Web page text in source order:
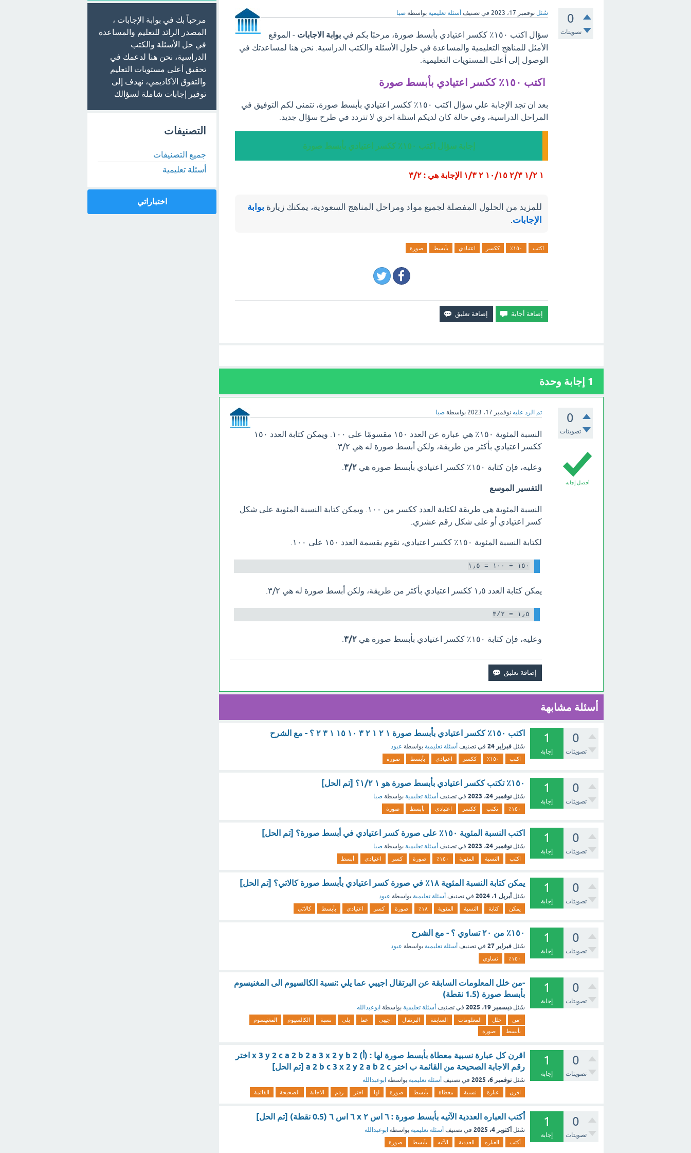
0
تصويتات
سُئل نوفمبر 17، 2023 في تصنيف أسئلة تعليمية بواسطة صبا
سؤال اكتب ١٥٠٪ ككسر اعتيادي بأبسط صورة، مرحبًا بكم في بوابة الاجابات - الموقع
الأمثل للمناهج التعليمية والمساعدة في حلول الأسئلة والكتب الدراسية. نحن هنا لمساعدتك في
الوصول إلى أعلى المستويات التعليمية.
اكتب ١٥٠٪ ككسر اعتيادي بأبسط صورة
بعد ان تجد الإجابة علي سؤال اكتب ١٥٠٪ ككسر اعتيادي بأبسط صورة، نتمنى لكم التوفيق في
المراحل الدراسية، وفي حالة كان لديكم اسئلة اخري لا تتردد في طرح سؤال جديد.
إجابة سؤال اكتب ١٥٠٪ ككسر اعتيادي بأبسط صورة
للمزيد من الحلول المفصلة لجميع مواد ومراحل المناهج السعودية، يمكنك زيارة بوابة
الإجابات.
اكتب ١٥٠٪ ككسر اعتيادي بأبسط صورة
1 إجابة وحدة
0
تصويتات
تم الرد عليه نوفمبر 17، 2023 بواسطة صبا
أفضل إجابة
النسبة المئوية ١٥٠٪ هي عبارة عن العدد ١٥٠ مقسومًا على ١٠٠. ويمكن كتابة العدد ١٥٠
ككسر اعتيادي بأكثر من طريقة، ولكن أبسط صورة له هي ٣/٢.
وعليه، فإن كتابة ١٥٠٪ ككسر اعتيادي بأبسط صورة هي ٣/٢.
التفسير الموسع
النسبة المئوية هي طريقة لكتابة العدد ككسر من ١٠٠. ويمكن كتابة النسبة المئوية على شكل
كسر اعتيادي أو على شكل رقم عشري.
لكتابة النسبة المئوية ١٥٠٪ ككسر اعتيادي، نقوم بقسمة العدد ١٥٠ على ١٠٠.
١٥٠ ÷ ١٠٠ = ١٫٥
يمكن كتابة العدد ١٫٥ ككسر اعتيادي بأكثر من طريقة، ولكن أبسط صورة له هي ٣/٢.
١٫٥ = ٣/٢
وعليه، فإن كتابة ١٥٠٪ ككسر اعتيادي بأبسط صورة هي ٣/٢.
أسئلة مشابهة
0
تصويتات
1
إجابة
اكتب ١٥٠٪ ككسر اعتيادي بأبسط صورة ١ ٢ ١ ٢ ٣ ١٠ ١٥ ١ ٣ ٢ ؟ - مع الشرح
سُئل فبراير 24 في تصنيف أسئلة تعليمية بواسطة عبود
اكتب ١٥٠٪ ككسر اعتيادي بأبسط صورة
0
تصويتات
1
إجابة
١٥٠٪ تكتب ككسر اعتيادي بأبسط صورة هو ١ ١/٢؟ [تم الحل]
سُئل نوفمبر 24، 2023 في تصنيف أسئلة تعليمية بواسطة صبا
١٥٠٪ تكتب ككسر اعتيادي بأبسط صورة
0
تصويتات
1
إجابة
اكتب النسبة المئوية ١٥٠٪ على صورة كسر اعتيادي في أبسط صورة؟ [تم الحل]
سُئل نوفمبر 24، 2023 في تصنيف أسئلة تعليمية بواسطة صبا
اكتب النسبة المئوية ١٥٠٪ صورة كسر اعتيادي أبسط
0
تصويتات
1
إجابة
يمكن كتابة النسبة المئوية ١٨٪ في صورة كسر اعتيادي بأبسط صورة كالاتي؟ [تم الحل]
سُئل أبريل 1، 2024 في تصنيف أسئلة تعليمية بواسطة عبود
يمكن كتابة النسبة المئوية ١٨٪ صورة كسر اعتيادي بأبسط كالاتي
0
تصويتات
1
إجابة
١٥٠٪ من ٢٠ تساوي ؟ - مع الشرح
سُئل فبراير 27 في تصنيف أسئلة تعليمية بواسطة عبود
١٥٠٪ تساوي
0
تصويتات
1
إجابة
-من خلل المعلومات السابقة عن البرتقال اجيبي عما يلي :نسبة الكالسيوم الى المغنيسوم
بأبسط صورة (1.5 نقطة)
سُئل ديسمبر 19، 2025 في تصنيف أسئلة تعليمية بواسطة ابوعبدالله
-من خلل المعلومات السابقة البرتقال اجيبي عما يلي نسبة الكالسيوم
المغنيسوم
بأبسط
صورة
0
تصويتات
1
إجابة
اقرن كل عبارة نسبية معطاة بأبسط صورة لها : (أ) x 3 y 2 c a 2 b 2 a 3 x 2 y b 2 اختر
رقم الاجابة الصحيحة من القائمة ب اختر a 2 b c 3 x 2 y 2 a b 2 c [تم الحل]
سُئل نوفمبر 6، 2025 في تصنيف أسئلة تعليمية بواسطة ابوعبدالله
اقرن عبارة نسبية معطاة بأبسط صورة لها اختر رقم الاجابة الصحيحة القائمة
0
تصويتات
1
إجابة
أكتب العباره العددية الآتيه بأبسط صورة : ٦ اس ٢ x ٦ اس ٦ (0.5 نقطة) [تم الحل]
سُئل أكتوبر 4، 2025 في تصنيف أسئلة تعليمية بواسطة ابوعبدالله
أكتب العباره العددية الآتيه بأبسط صورة
مرحباً بك في بوابة الإجابات ،
المصدر الرائد للتعليم والمساعدة
في حل الأسئلة والكتب
الدراسية، نحن هنا لدعمك في
تحقيق أعلى مستويات التعليم
والتفوق الأكاديمي، نهدف إلى
توفير إجابات شاملة لسؤالك
التصنيفات
جميع التصنيفات
أسئلة تعليمية
اختباراتي